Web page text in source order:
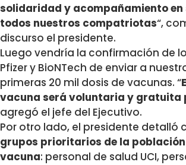
solidaridad y acompañamiento en
todos nuestros compatriotas“,
discurso el presidente.
Luego vendría la confirmación de
Pfizer y BioNTech de enviar a
primeras 20 mil dosis de vacunas. “
vacuna será voluntaria y gratuita
agregó el jefe del Ejecutivo.
Por otro lado, el presidente detalló
grupos prioritarios de la
vacuna: personal de salud UCI,